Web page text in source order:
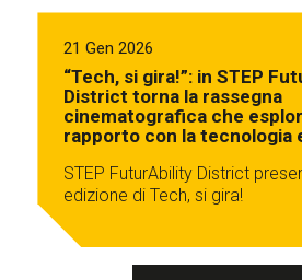
21 Gen 2026
“Tech, si gira!”: in STEP
District torna la rassegna
cinematografica che
rapporto con la tecnologia
STEP FuturAbility District
edizione di Tech, si gira!